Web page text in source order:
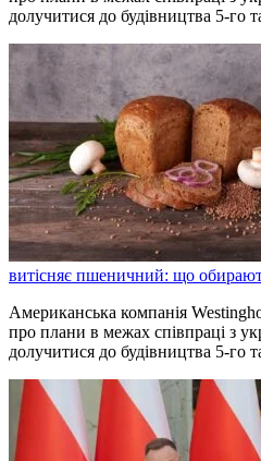
долучитися до будівництва 5-го
витісняє пшеничний: що
Американська компанія
про плани в межах співпраці з
долучитися до будівництва 5-го